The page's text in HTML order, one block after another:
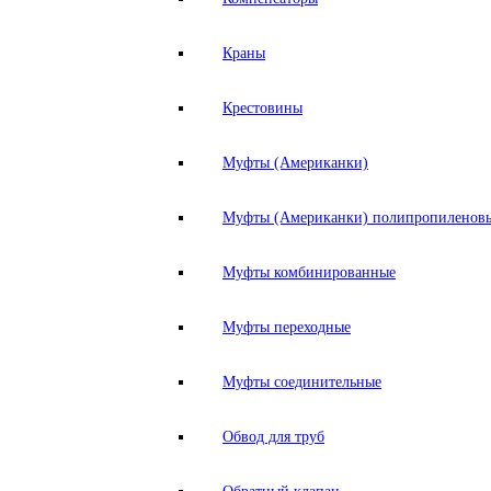
Краны
Крестовины
Муфты (Американки)
Муфты (Американки)
Муфты комбинированные
Муфты переходные
Муфты соединительные
Обвод для труб